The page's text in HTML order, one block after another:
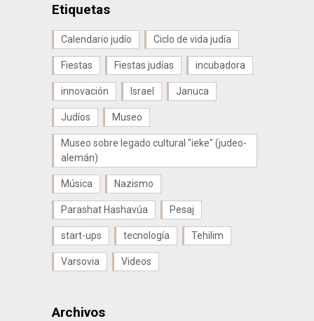
Etiquetas
Calendario judío Ciclo de vida judía
Fiestas Fiestas judías incubadora
innovación Israel Januca
Judíos Museo
Museo sobre legado cultural "ieke" (judeo-
alemán)
Música Nazismo
Parashat Hashavúa Pesaj
start-ups tecnología Tehilim
Varsovia Videos
Archivos